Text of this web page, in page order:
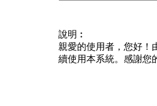
說明︰
親愛的使用者，您好！
續使用本系統。感謝您